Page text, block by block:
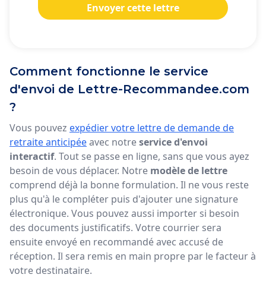
Envoyer cette lettre
Comment fonctionne le service
d'envoi de Lettre-Recommandee.com
?
Vous pouvez expédier votre lettre de demande de
retraite anticipéeavec notreservice d'envoi
interactif. Tout se passe en ligne, sans que vous ayez
besoin de vous déplacer. Notre modèle de lettre
comprend déjà la bonne formulation. Il ne vous reste
plus qu'à le compléter puis d'ajouter une signature
électronique. Vous pouvez aussi importer si besoin
des documents justificatifs. Votre courrier sera
ensuite envoyé en recommandé avec accusé de
réception. Il sera remis en main propre par le facteur à
votre destinataire.